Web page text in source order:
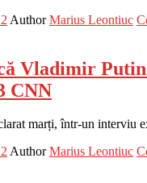
Author Marius Leontiuc
Vladimir
CNN
marți, într-un interviu
Author Marius Leontiuc